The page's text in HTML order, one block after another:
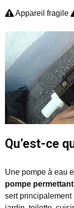
Appareil fragile
Qu’est-ce
Une pompe à eau
pompe
sert principalement